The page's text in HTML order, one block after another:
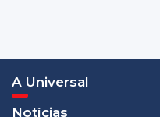
A Universal
Notícias